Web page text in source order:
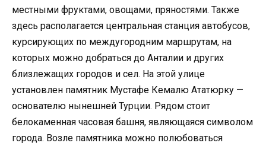
местными фруктами, овощами, пряностями. Также
здесь располагается центральная станция автобусов,
курсирующих по междугородним маршрутам, на
которых можно добраться до Анталии и других
близлежащих городов и сел. На этой улице
установлен памятник Мустафе Кемалю Ататюрку —
основателю нынешней Турции. Рядом стоит
белокаменная часовая башня, являющаяся символом
города. Возле памятника можно полюбоваться